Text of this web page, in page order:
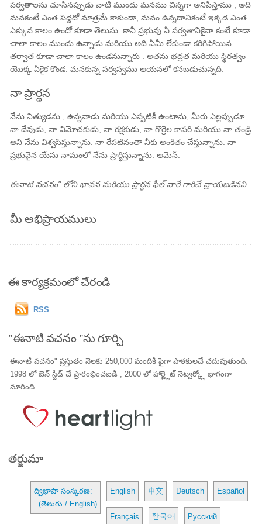
పర్వతాలను చూసినప్పుడు వాటి ముందు మనము చిన్నగా అనిపిస్తాము , అది
మనకంటే ఎంత పెద్దదో మాత్రమే కాకుండా, మనం ఉన్నదానికంటే ఇక్కడ ఎంత
ఎక్కువ కాలం ఉందో కూడా తెలుసు. కానీ ప్రభువు ఏ పర్వతానికైనా కంటే కూడా
చాలా కాలం ముందు ఉన్నాడు మరియు అది ఏమీ లేకుండా కరిగిపోయిన
తర్వాత కూడా చాలా కాలం ఉండనున్నారు . అతను భద్రత మరియు స్థిరత్వం
యొక్క ఏకైక కొండ. మనకున్న సర్వస్వము ఆయనలో కనబడుచున్నది.
నా ప్రార్థన
నేను నిత్యుడను , ఉన్నవాడు మరియు ఎప్పటికీ ఉంటాను, మీరు ఎల్లప్పుడూ
నా దేవుడు, నా విమోచకుడు, నా రక్షకుడు, నా గొర్రెల కాపరి మరియు నా తండ్రి
అని నేను విశ్వసిస్తున్నాను. నా రేపటినంతా నీకు అంకితం చేస్తున్నాను. నా
ప్రభువైన యేసు నామంలో నేను ప్రార్థిస్తున్నాను. ఆమెన్.
ఈనాటి వచనం" లోని భావన మరియు ప్రార్థన ఫీల్ వారే గారిచే వ్రాయబడినవి.
మీ అభిప్రాయములు
ఈ కార్యక్రమంలో చేరండి
RSS
"ఈనాటి వచనం "ను గూర్చి
ఈనాటి వచనం" ప్రస్తుతం నెలకు 250,000 మందికి పైగా పాఠకులచే చదువుతుంది.
1998 లో బెన్ స్టీడ్ చే ప్రారంభించబడి , 2000 లో హార్ట్లైట్ నెట్వర్క్లో భాగంగా
మారింది.
తర్జుమా
ద్విభాషా సంస్కరణ:
(తెలుగు / English)
English 中文 Deutsch Español
Français 한국어 Русский